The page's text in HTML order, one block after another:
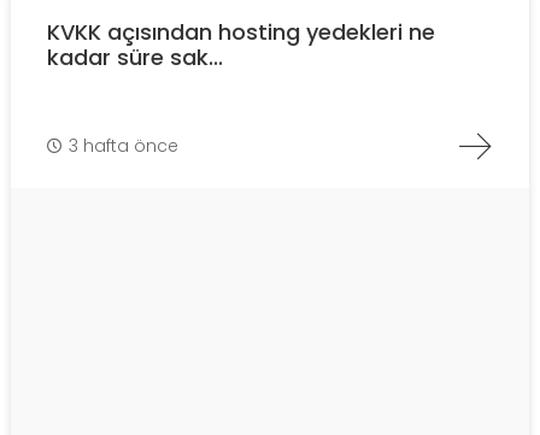
KVKK açısından hosting yedekleri ne
kadar süre sak...
3 hafta önce